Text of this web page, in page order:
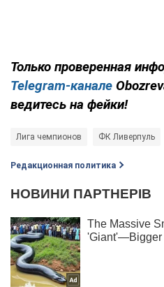
Только проверенная
Telegram-канале
ведитесь на фейки!
Лига чемпионов ФК Ливерпуль
Редакционная политика